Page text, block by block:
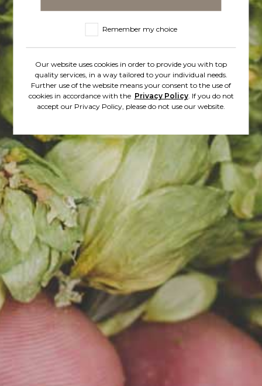
Zobacz inne
wpisy
2025-08-11
MAKRO POSZERZA OFERTĘ
O NASZE NOWOŚCI!
Nasze bezalkoholowe
nowości już na półkach
hipermarketów MAKRO
Remember my choice
Our website uses cookies in order to provide you with top
quality services, in a way tailored to your individual needs.
Further use of the website means your consent to the use of
cookies in accordance with the Privacy Policy. If you do not
accept our Privacy Policy, please do not use our website.